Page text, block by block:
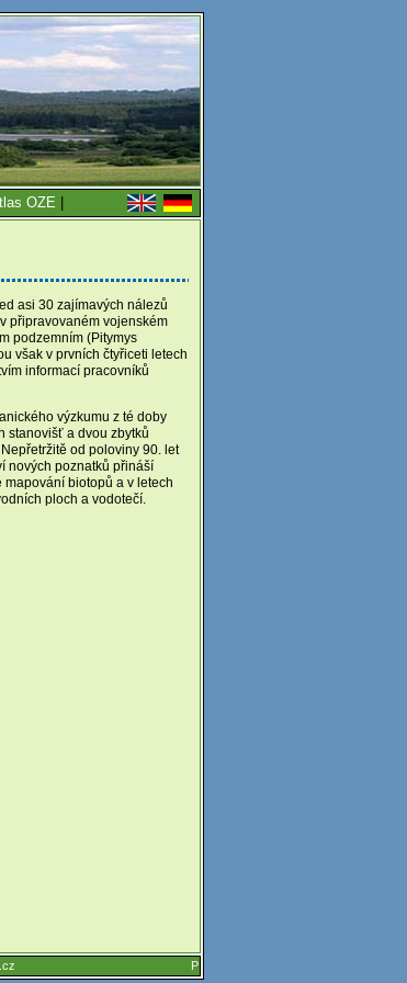
OZE
asi 30 zajímavých nálezů
připravovaném vojenském
podzemním (Pitymys
však v prvních čtyřiceti letech
informací pracovníků
výzkumu z té doby
stanovišť a dvou zbytků
od poloviny 90. let
nových poznatků přináší
biotopů a v letech
ploch a vodotečí.
P